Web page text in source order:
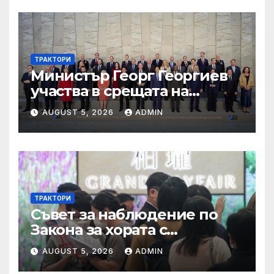
ТРАКТОРИ
Министър Георг Георгиев
участва в срещата на
министрите на външните
работи на НАТО
AUGUST 5, 2026 ADMIN
ТРАКТОРИ
Съвет за наблюдение по
Закона за хората с
увреждания
AUGUST 5, 2026 ADMIN